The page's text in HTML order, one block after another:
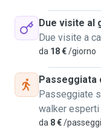
I prezzi sono
Due visite al
Due visite a
da 18 €/giorno
Passeggiata
Passeggiate
walker esperti
da 8 €/